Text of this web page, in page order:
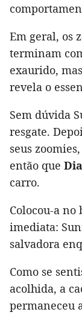
Em geral, os
terminam
exaurido,
revela o
Sem dúvida
resgate.
seus
então que
carro.
Colocou-a
imediata:
salvadora
Como se
acolhida, a
permaneceu